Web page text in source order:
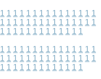
1 1 1 1 1 1 1 1 1 1 1 1 1 1 1
1 1 1 1 1 1 1 1 1 1 1 1 1 1 1
1 1 1 1 1 1 1 1 1 1 1 1 1
1 1 1 1 1 1 1 1 1 1 1 1 1 1 1
1 1 1 1 1 1 1 1 1 1 1 1 1 1 1
1 1 1 1 1 1 1 1 1 1 1 1 1